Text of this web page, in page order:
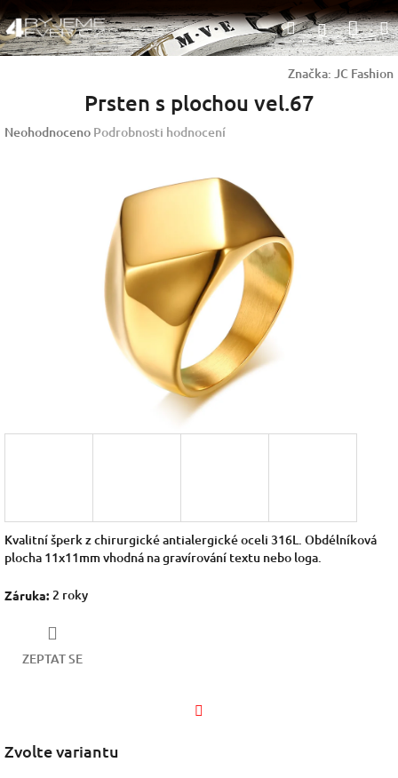
na
obsah
HledatPřihlášení
Značka: JC Fashion
Prsten s plochou vel.67
Průměrné
Neohodnoceno Podrobnosti hodnocení
Kvalitní šperk z chirurgické antialergické oceli 316L. Obdélníková
plocha 11x11mm vhodná na gravírování textu nebo loga.
Záruka: 2 roky
ZEPTAT SE
Zvolte variantu